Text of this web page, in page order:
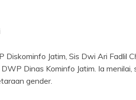
Jatim, Sis Dwi Ari Fadlil
Dinas Kominfo Jatim. Ia
gender.